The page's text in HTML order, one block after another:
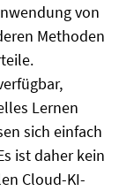
von
Methoden
Lernen
sich einfach
ist daher kein
Cloud-KI-